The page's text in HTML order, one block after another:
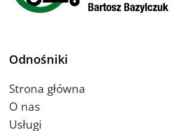
Odnośniki
Strona główna
O nas
Usługi